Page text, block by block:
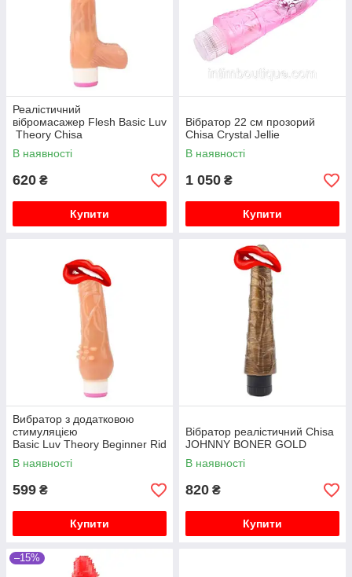
Реалістичний
вібромасажер Flesh Basic Luv
Theory Chisa
В наявності
620 ₴
Купити
Вібратор 22 см прозорий
Chisa Crystal Jellie
В наявності
1 050 ₴
Купити
Вибратор з додатковою
стимуляцією
Basic Luv Theory Beginner Rid
er-Pink Chisa 20.5 см
В наявності
599 ₴
Купити
Вібратор реалістичний Chisa
JOHNNY BONER GOLD
В наявності
820 ₴
Купити
–15%